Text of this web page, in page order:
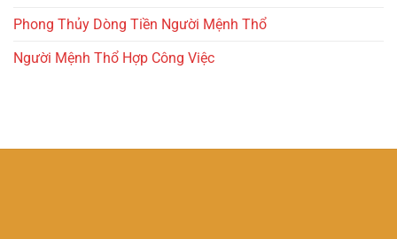
Phong Thủy Dòng Tiền Người Mệnh Thổ
Người Mệnh Thổ Hợp Công Việc